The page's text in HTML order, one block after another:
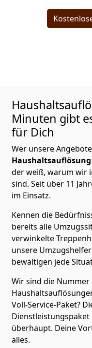
Minuten gibt
für Dich
Wer unsere
Haushaltsauflösung
der weiß, warum wir
sind. Seit über 11
im Einsatz.
Kennen die
bereits alle
verwinkelte
unsere
bewältigen jede
Wir sind die Nummer
Voll-Service-Paket?
Dienstleistungspaket
überhaupt. Deine
alles.